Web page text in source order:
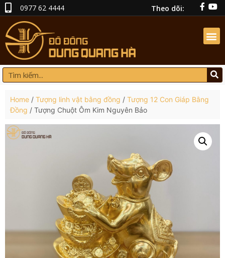
0977 62 4444 Theo dõi:
Home / Tượng linh vật bằng đồng / Tượng 12 Con Giáp Bằng
Đồng / Tượng Chuột Ôm Kim Nguyên Bảo